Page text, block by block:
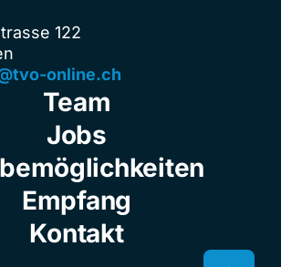
122
online.ch
Team
Jobs
Empfang
Kontakt